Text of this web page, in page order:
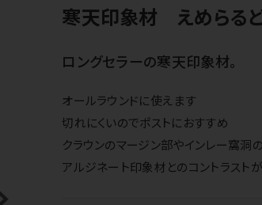
寒天印象材 えめらる
ロングセラーの寒天印象材。
オールラウンドに使えます
切れにくいのでポストにおすすめ
クラウンのマージン部やインレー窩洞
アルジネート印象材とのコントラストが